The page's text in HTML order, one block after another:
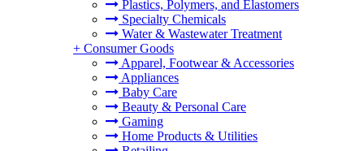
Plastics, Polymers, and Elastomers
Specialty Chemicals
Water & Wastewater Treatment
+ Consumer Goods
Apparel, Footwear & Accessories
Appliances
Baby Care
Beauty & Personal Care
Gaming
Home Products & Utilities